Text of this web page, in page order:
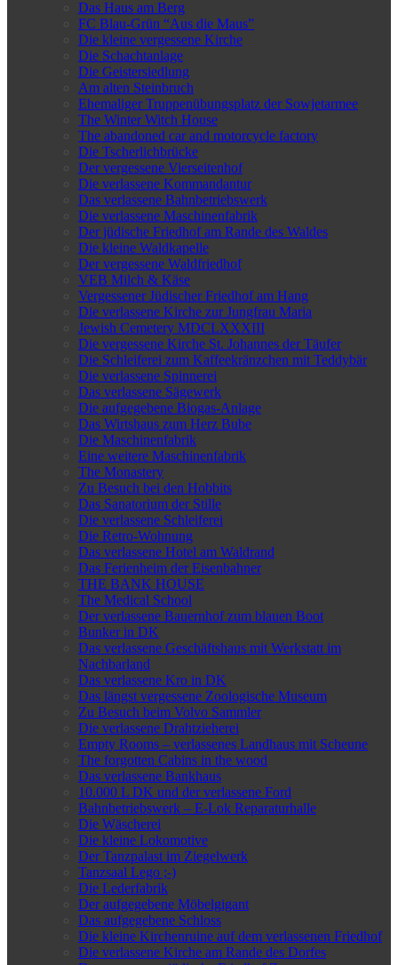
Das Haus am Berg
FC Blau-Grün “Aus die Maus”
Die kleine vergessene Kirche
Die Schachtanlage
Die Geistersiedlung
Am alten Steinbruch
Ehemaliger Truppenübungsplatz der Sowjetarmee
The Winter Witch House
The abandoned car and motorcycle factory
Die Tscherlichbrücke
Der vergessene Vierseitenhof
Die verlassene Kommandantur
Das verlassene Bahnbetriebswerk
Die verlassene Maschinenfabrik
Der jüdische Friedhof am Rande des Waldes
Die kleine Waldkapelle
Der vergessene Waldfriedhof
VEB Milch & Käse
Vergessener Jüdischer Friedhof am Hang
Die verlassene Kirche zur Jungfrau Maria
Jewish Cemetery MDCLXXXIII
Die vergessene Kirche St. Johannes der Täufer
Die Schleiferei zum Kaffeekränzchen mit Teddybär
Die verlassene Spinnerei
Das verlassene Sägewerk
Die aufgegebene Biogas-Anlage
Das Wirtshaus zum Herz Bube
Die Maschinenfabrik
Eine weitere Maschinenfabrik
The Monastery
Zu Besuch bei den Hobbits
Das Sanatorium der Stille
Die verlassene Schleiferei
Die Retro-Wohnung
Das verlassene Hotel am Waldrand
Das Ferienheim der Eisenbahner
THE BANK HOUSE
The Medical School
Der verlassene Bauernhof zum blauen Boot
Bunker in DK
Das verlassene Geschäftshaus mit Werkstatt im
Nachbarland
Das verlassene Kro in DK
Das längst vergessene Zoologische Museum
Zu Besuch beim Volvo Sammler
Die verlassene Drahtzieherei
Empty Rooms – verlassenes Landhaus mit Scheune
The forgotten Cabins in the wood
Das verlassene Bankhaus
10.000 L DK und der verlassene Ford
Bahnbetriebswerk – E-Lok Reparaturhalle
Die Wäscherei
Die kleine Lokomotive
Der Tanzpalast im Ziegelwerk
Tanzsaal Lego ;-)
Die Lederfabrik
Der aufgegebene Möbelgigant
Das aufgegebene Schloss
Die kleine Kirchenruine auf dem verlassenen Friedhof
Die verlassene Kirche am Rande des Dorfes